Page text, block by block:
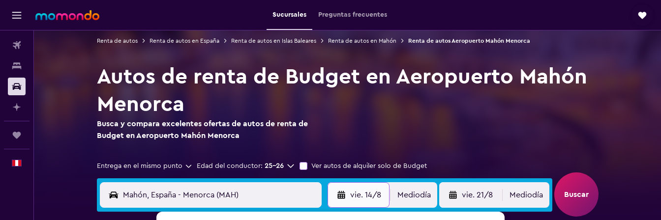
Sucursales Preguntas frecuentes
Renta de autos Renta de autos en España Renta de autos en Islas Baleares Renta de autos en Mahón Renta de autos Aeropuerto Mahón Menorca
Autos de renta de Budget en Aeropuerto Mahón
Menorca
Busca y compara excelentes ofertas de autos de renta de
Budget en Aeropuerto Mahón Menorca
Entrega en el mismo punto Edad del conductor: 25-26 Ver autos de alquiler solo de Budget
vie. 14/8 Mediodía vie. 21/8 Mediodía Buscar